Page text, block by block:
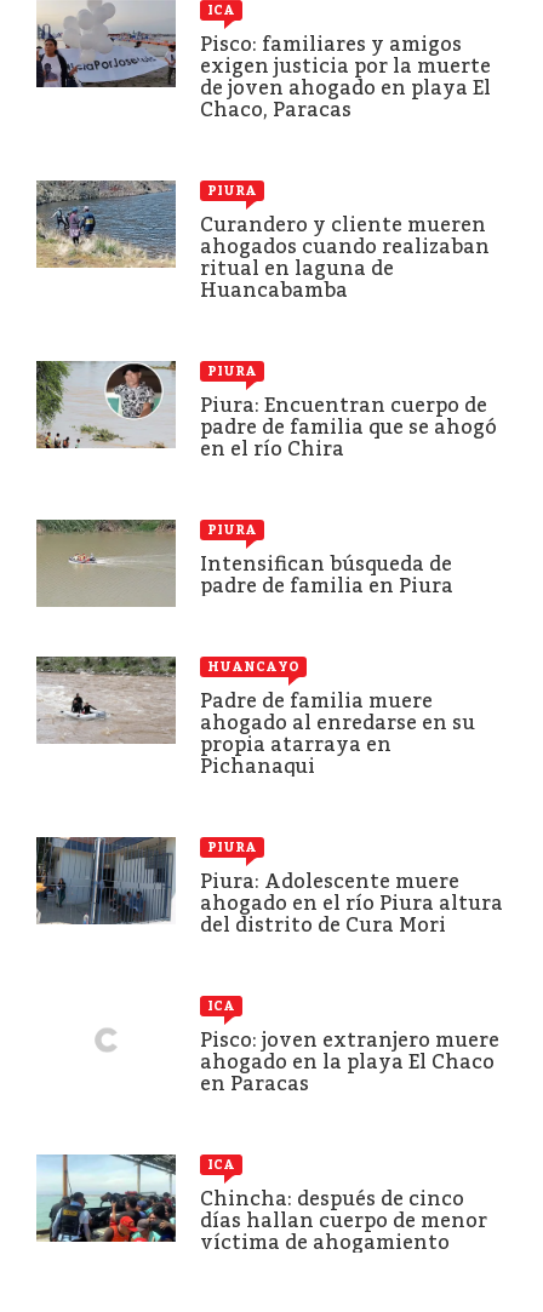
ICA
Pisco: familiares y amigos
exigen justicia por la muerte
de joven ahogado en playa El
Chaco, Paracas
PIURA
Curandero y cliente mueren
ahogados cuando realizaban
ritual en laguna de
Huancabamba
PIURA
Piura: Encuentran cuerpo de
padre de familia que se ahogó
en el río Chira
PIURA
Intensifican búsqueda de
padre de familia en Piura
HUANCAYO
Padre de familia muere
ahogado al enredarse en su
propia atarraya en
Pichanaqui
PIURA
Piura: Adolescente muere
ahogado en el río Piura altura
del distrito de Cura Mori
ICA
Pisco: joven extranjero muere
ahogado en la playa El Chaco
en Paracas
ICA
Chincha: después de cinco
días hallan cuerpo de menor
víctima de ahogamiento